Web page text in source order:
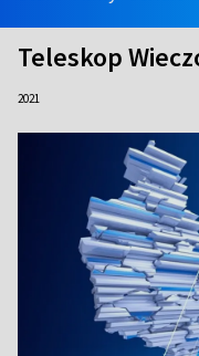
Teleskop
2021